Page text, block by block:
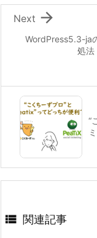
WordPress5.3-ja
処法

Next
“
 関連記事